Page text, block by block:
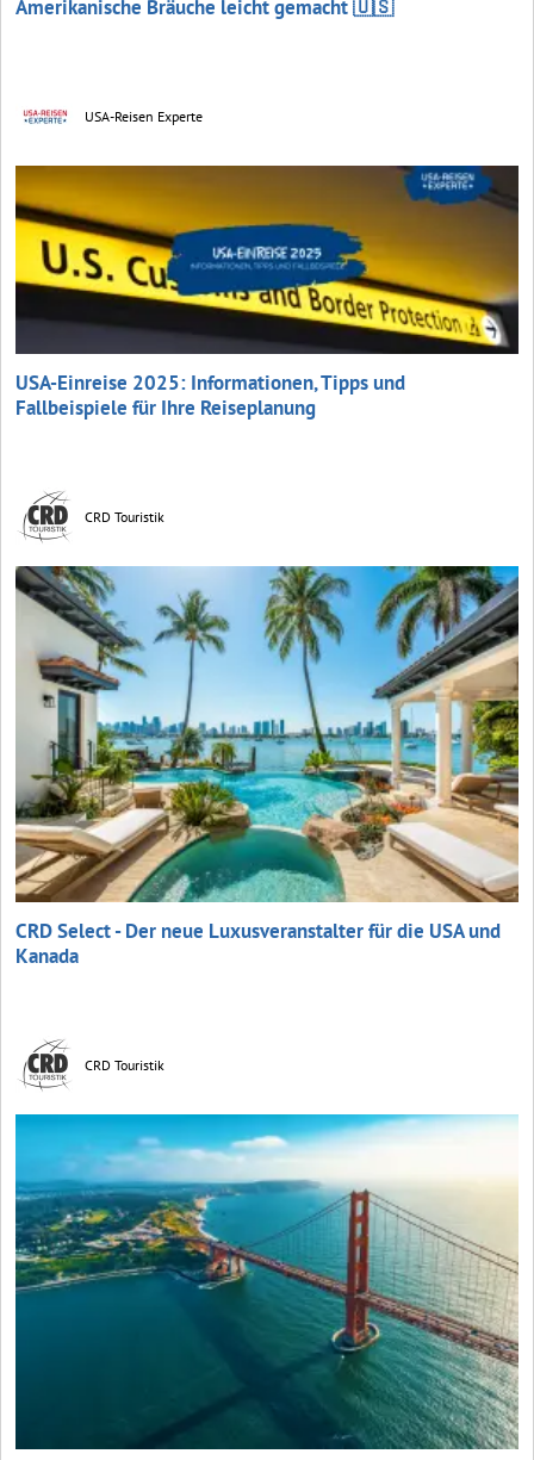
Amerikanische Bräuche leicht gemacht 🇺🇸
USA-Reisen Experte
USA-Einreise 2025: Informationen, Tipps und
Fallbeispiele für Ihre Reiseplanung
CRD Touristik
CRD Select - Der neue Luxusveranstalter für die USA und
Kanada
CRD Touristik